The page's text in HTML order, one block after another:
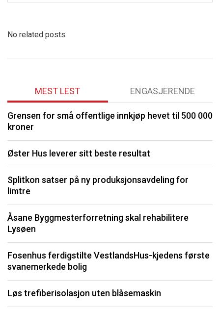
No related posts.
MEST LEST ENGASJERENDE
Grensen for små offentlige innkjøp hevet til 500 000
kroner
Øster Hus leverer sitt beste resultat
Splitkon satser på ny produksjonsavdeling for
limtre
Åsane Byggmesterforretning skal rehabilitere
Lysøen
Fosenhus ferdigstilte VestlandsHus-kjedens første
svanemerkede bolig
Løs trefiberisolasjon uten blåsemaskin